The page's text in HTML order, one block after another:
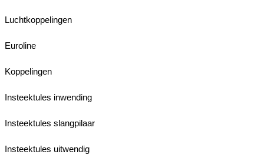
Luchtkoppelingen
Euroline
Koppelingen
Insteektules inwending
Insteektules slangpilaar
Insteektules uitwendig